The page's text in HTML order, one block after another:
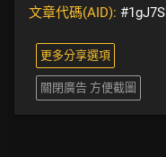
文章代碼(AID):
更多分享選項
關閉廣告 方便截圖